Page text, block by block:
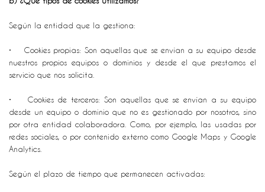
Según la entidad que la gestiona:
• Cookies propias: Son aquellas que se envían a su equipo desde
nuestros propios equipos o dominios y desde el que prestamos el
servicio que nos solicita.
• Cookies de terceros: Son aquellas que se envían a su equipo
desde un equipo o dominio que no es gestionado por nosotros, sino
por otra entidad colaboradora. Como, por ejemplo, las usadas por
redes sociales, o por contenido externo como Google Maps y Google
Analytics.
Según el plazo de tiempo que permanecen activadas: